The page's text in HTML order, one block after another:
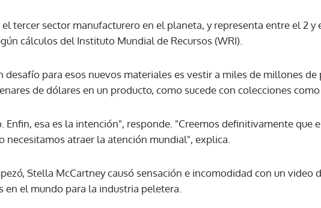
el tercer sector manufacturero en el planeta, y representa entre el 2 y
cálculos del Instituto Mundial de Recursos (WRI).
desafío para esos nuevos materiales es vestir a miles de millones de
de dólares en un producto, como sucede con colecciones
Enfin, esa es la intención", responde. "Creemos definitivamente que
necesitamos atraer la atención mundial", explica.
Stella McCartney causó sensación e incomodidad con un video
en el mundo para la industria peletera.